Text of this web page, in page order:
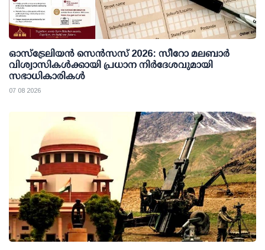
ഓസ്ട്രേലിയൻ സെൻസസ് 2026: സീറോ മലബാർ
വിശ്വാസികൾക്കായി പ്രധാന നിർദേശവുമായി
സഭാധികാരികൾ
07 08 2026